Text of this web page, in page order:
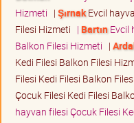
Hizmeti | ŞırnakEvcil
Filesi Hizmeti | BartınEvcil
Balkon Filesi Hizmeti |
Kedi Filesi Balkon Filesi
Filesi Kedi Filesi Balkon
Çocuk Filesi Kedi Filesi
hayvan filesi Çocuk Filesi